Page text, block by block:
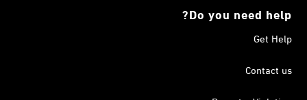
Do you need help?
Get Help
Contact us